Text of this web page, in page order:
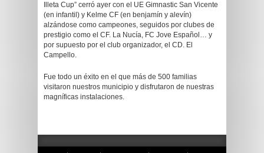
Illeta Cup” cerró ayer con el UE Gimnastic San Vicente
(en infantil) y Kelme CF (en benjamín y alevín)
alzándose como campeones, seguidos por clubes de
prestigio como el CF. La Nucía, FC Jove Español… y
por supuesto por el club organizador, el CD. El
Campello.
Fue todo un éxito en el que más de 500 familias
visitaron nuestros municipio y disfrutaron de nuestras
magníficas instalaciones.